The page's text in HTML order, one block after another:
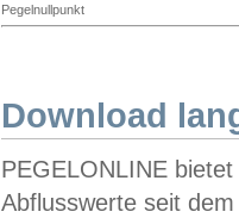
Pegelnullpunkt
Download
PEGELONLINE
Abflusswerte seit